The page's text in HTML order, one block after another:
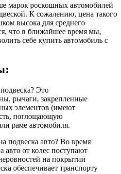
марок роскошных автомобилей
К сожалению, цена такого
высока для среднего
что в ближайшее время мы,
себе купить автомобиль с
Это
рычаги, закрепленные
элементов (имеют
поглощающую
раме автомобиля.
подвеска авто? Во время
авто от колес поступают
на покрытии
обеспечивает транспорту